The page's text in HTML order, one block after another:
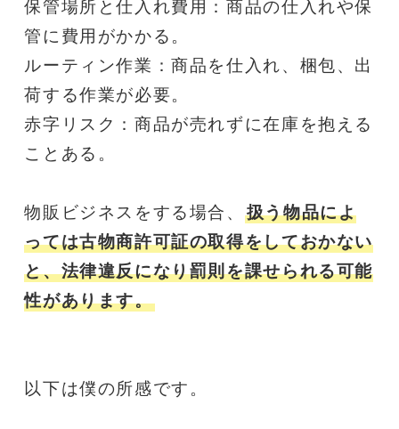
保管場所と仕入れ費用：商品の仕入れや保
管に費用がかかる。
ルーティン作業：商品を仕入れ、梱包、出
荷する作業が必要。
赤字リスク：商品が売れずに在庫を抱える
ことある。
物販ビジネスをする場合、 扱う物品によ
っては古物商許可証の取得をしておかない
と、法律違反になり罰則を課せられる可能
性があります。
以下は僕の所感です。